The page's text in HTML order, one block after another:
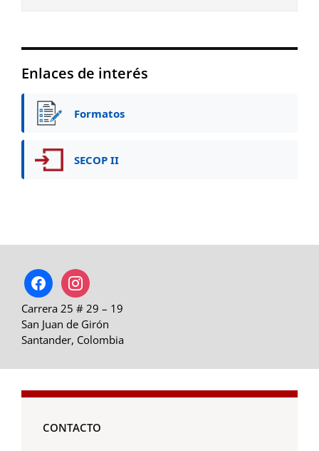
Enlaces de interés
Formatos
SECOP II
facebookinstagram
Carrera 25 # 29 – 19
San Juan de Girón
Santander, Colombia
CONTACTO